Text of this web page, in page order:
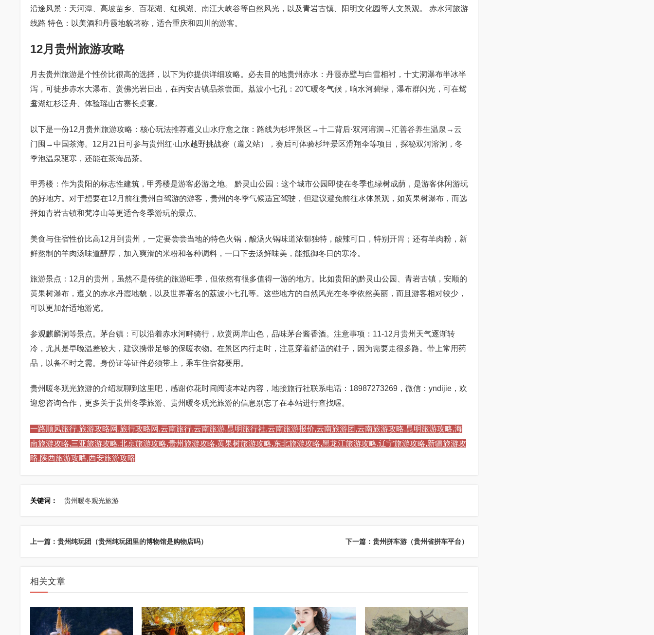
沿途风景：天河潭、高坡苗乡、百花湖、红枫湖、南江大峡谷等自然风光，以及青岩古镇、阳明文化园等人文景观。 赤水河旅游
线路 特色：以美酒和丹霞地貌著称，适合重庆和四川的游客。
12月贵州旅游攻略
月去贵州旅游是个性价比很高的选择，以下为你提供详细攻略。必去目的地贵州赤水：丹霞赤壁与白雪相衬，十丈洞瀑布半冰半
泻，可徒步赤水大瀑布、赏佛光岩日出，在丙安古镇品茶尝面。荔波小七孔：20℃暖冬气候，响水河碧绿，瀑布群闪光，可在鸳
鸯湖红杉泛舟、体验瑶山古寨长桌宴。
以下是一份12月贵州旅游攻略：核心玩法推荐遵义山水疗愈之旅：路线为杉坪景区→十二背后·双河溶洞→汇善谷养生温泉→云
门囤→中国茶海。12月21日可参与贵州红·山水越野挑战赛（遵义站），赛后可体验杉坪景区滑翔伞等项目，探秘双河溶洞，冬
季泡温泉驱寒，还能在茶海品茶。
甲秀楼：作为贵阳的标志性建筑，甲秀楼是游客必游之地。 黔灵山公园：这个城市公园即使在冬季也绿树成荫，是游客休闲游玩
的好地方。对于想要在12月前往贵州自驾游的游客，贵州的冬季气候适宜驾驶，但建议避免前往水体景观，如黄果树瀑布，而选
择如青岩古镇和梵净山等更适合冬季游玩的景点。
美食与住宿性价比高12月到贵州，一定要尝尝当地的特色火锅，酸汤火锅味道浓郁独特，酸辣可口，特别开胃；还有羊肉粉，新
鲜熬制的羊肉汤味道醇厚，加入爽滑的米粉和各种调料，一口下去汤鲜味美，能抵御冬日的寒冷。
旅游景点：12月的贵州，虽然不是传统的旅游旺季，但依然有很多值得一游的地方。比如贵阳的黔灵山公园、青岩古镇，安顺的
黄果树瀑布，遵义的赤水丹霞地貌，以及世界著名的荔波小七孔等。这些地方的自然风光在冬季依然美丽，而且游客相对较少，
可以更加舒适地游览。
参观麒麟洞等景点。茅台镇：可以沿着赤水河畔骑行，欣赏两岸山色，品味茅台酱香酒。注意事项：11-12月贵州天气逐渐转
冷，尤其是早晚温差较大，建议携带足够的保暖衣物。在景区内行走时，注意穿着舒适的鞋子，因为需要走很多路。带上常用药
品，以备不时之需。身份证等证件必须带上，乘车住宿都要用。
贵州暖冬观光旅游的介绍就聊到这里吧，感谢你花时间阅读本站内容，地接旅行社联系电话：18987273269，微信：yndijie，欢
迎您咨询合作，更多关于贵州冬季旅游、贵州暖冬观光旅游的信息别忘了在本站进行查找喔。
一路顺风旅行,旅游攻略网,旅行攻略网,云南旅行,云南旅游,昆明旅行社,云南旅游报价,云南旅游团,云南旅游攻略,昆明旅游攻略,海
南旅游攻略,三亚旅游攻略,北京旅游攻略,贵州旅游攻略,黄果树旅游攻略,东北旅游攻略,黑龙江旅游攻略,辽宁旅游攻略,新疆旅游攻
略,陕西旅游攻略,西安旅游攻略
关键词： 贵州暖冬观光旅游
上一篇：贵州纯玩团（贵州纯玩团里的博物馆是购物店吗） 下一篇：贵州拼车游（贵州省拼车平台）
相关文章